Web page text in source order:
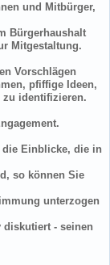
und Mitbürger,
Bürgerhaushalt
Mitgestaltung.
Vorschlägen
pfiffige Ideen,
zu identifizieren.
die Einblicke, die in
so können Sie
unterzogen
diskutiert - seinen